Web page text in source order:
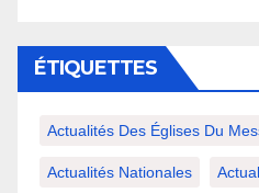
ÉTIQUETTES
Actualités Des Églises Du
Actualités Nationales